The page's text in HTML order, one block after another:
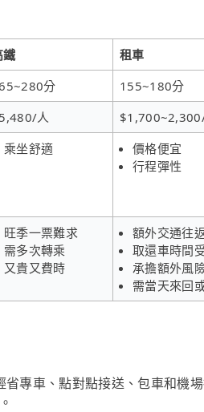
鐵 租車
分 155~180分
人
乘坐舒適
價格便宜
行程彈性
旺季一票難求
需多次轉乘
又貴又費時
額外交通往
取還車時間
承擔額外風
需當天來回
專車、點對點接送、包車和機